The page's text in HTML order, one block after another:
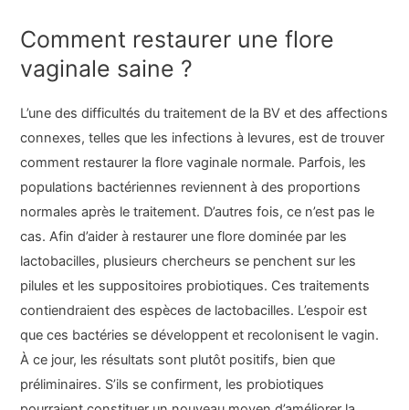
Comment restaurer une flore
vaginale saine ?
L’une des difficultés du traitement de la BV et des affections
connexes, telles que les infections à levures, est de trouver
comment restaurer la flore vaginale normale. Parfois, les
populations bactériennes reviennent à des proportions
normales après le traitement. D’autres fois, ce n’est pas le
cas. Afin d’aider à restaurer une flore dominée par les
lactobacilles, plusieurs chercheurs se penchent sur les
pilules et les suppositoires probiotiques. Ces traitements
contiendraient des espèces de lactobacilles. L’espoir est
que ces bactéries se développent et recolonisent le vagin.
À ce jour, les résultats sont plutôt positifs, bien que
préliminaires. S’ils se confirment, les probiotiques